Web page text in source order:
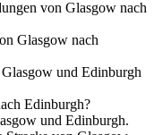
von Glasgow nach
Glasgow nach
und Edinburgh
Edinburgh?
und Edinburgh.